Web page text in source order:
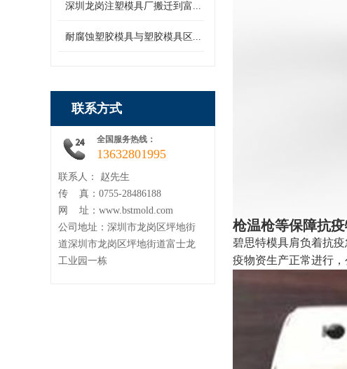
深圳龙岗注塑模具厂搬迁到富...
耐腐蚀塑胶模具与塑胶模具区...
联系方式
全国服务热线：
13632801995
联系人： 赵先生
传 真：0755-28486188
网 址：www.bstmold.com
公司地址：深圳市龙岗区坪地街
道深圳市龙岗区坪地街道富士龙
工业园一栋
枪温枪等保障抗
碧思特模具肩负着抗
疫物资生产正常进行